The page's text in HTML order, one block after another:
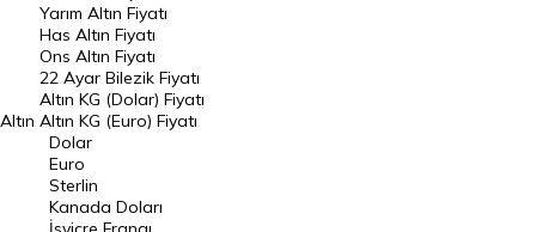
DÖVİZ
Döviz Kuru
Dolar Kuru
Euro Kuru
Pound Kuru
Frank Kuru
Altın
Yarım Altın Fiyatı
Has Altın Fiyatı
Ons Altın Fiyatı
22 Ayar Bilezik Fiyatı
Altın KG (Dolar) Fiyatı
Altın KG (Euro) Fiyatı
Dolar
Euro
Sterlin
Kanada Doları